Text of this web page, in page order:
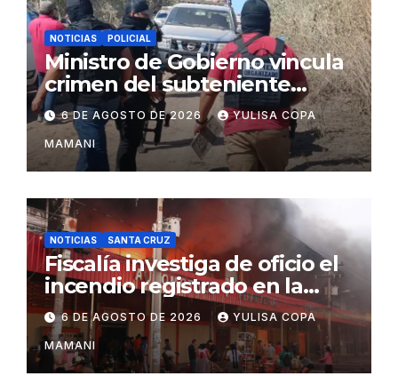
NOTICIAS POLICIAL
Ministro de Gobierno vincula
crimen del subteniente
Salazar con la red de
Sebastián Marset
6 DE AGOSTO DE 2026 YULISA COPA
MAMANI
NOTICIAS SANTA CRUZ
Fiscalía investiga de oficio el
incendio registrado en la
feria Barrio Lindo
6 DE AGOSTO DE 2026 YULISA COPA
MAMANI